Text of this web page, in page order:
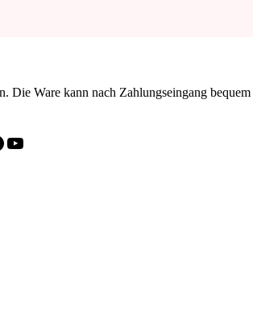
Ware kann nach Zahlungseingang
YouTube